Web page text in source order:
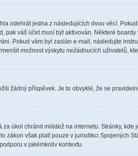
odehrát jedna z následujících dvou věcí.
pak váš účet musí být aktivován. Některé
Pokud vám byl zaslán e-mail, následujte
možnost výskytu nežádoucích uživatelů,
žádný příspěvek. Je to obvyklé, že se
úkol chránit mládež na internetu. Stránky,
však platí pouze v jurisdikci Spojených
v jakémkoliv kontextu.